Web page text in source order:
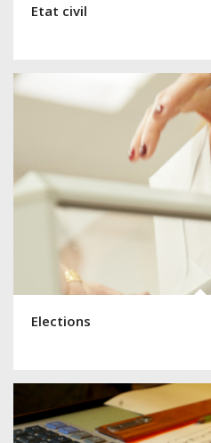
Etat civil
Elections